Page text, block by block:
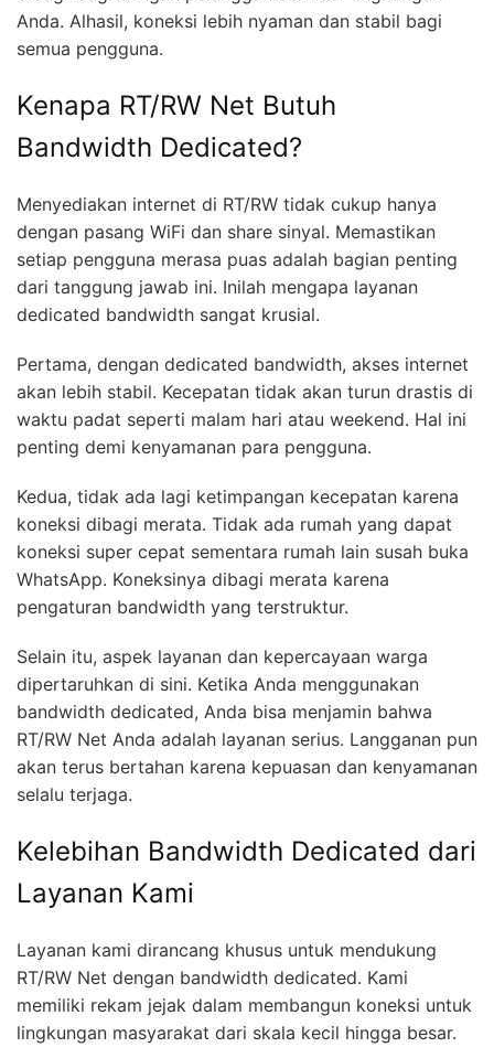
Anda. Alhasil, koneksi lebih nyaman dan stabil bagi
semua pengguna.
Kenapa RT/RW Net Butuh
Bandwidth Dedicated?
Menyediakan internet di RT/RW tidak cukup hanya
dengan pasang WiFi dan share sinyal. Memastikan
setiap pengguna merasa puas adalah bagian penting
dari tanggung jawab ini. Inilah mengapa layanan
dedicated bandwidth sangat krusial.
Pertama, dengan dedicated bandwidth, akses internet
akan lebih stabil. Kecepatan tidak akan turun drastis di
waktu padat seperti malam hari atau weekend. Hal ini
penting demi kenyamanan para pengguna.
Kedua, tidak ada lagi ketimpangan kecepatan karena
koneksi dibagi merata. Tidak ada rumah yang dapat
koneksi super cepat sementara rumah lain susah buka
WhatsApp. Koneksinya dibagi merata karena
pengaturan bandwidth yang terstruktur.
Selain itu, aspek layanan dan kepercayaan warga
dipertaruhkan di sini. Ketika Anda menggunakan
bandwidth dedicated, Anda bisa menjamin bahwa
RT/RW Net Anda adalah layanan serius. Langganan pun
akan terus bertahan karena kepuasan dan kenyamanan
selalu terjaga.
Kelebihan Bandwidth Dedicated dari
Layanan Kami
Layanan kami dirancang khusus untuk mendukung
RT/RW Net dengan bandwidth dedicated. Kami
memiliki rekam jejak dalam membangun koneksi untuk
lingkungan masyarakat dari skala kecil hingga besar.